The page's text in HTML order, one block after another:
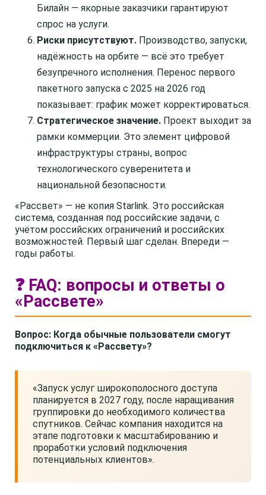
Билайн — якорные заказчики гарантируют
спрос на услуги.
Риски присутствуют. Производство, запуски,
надёжность на орбите — всё это требует
безупречного исполнения. Перенос первого
пакетного запуска с 2025 на 2026 год
показывает: график может корректироваться.
Стратегическое значение. Проект выходит за
рамки коммерции. Это элемент цифровой
инфраструктуры страны, вопрос
технологического суверенитета и
национальной безопасности.
«Рассвет» — не копия Starlink. Это российская
система, созданная под российские задачи, с
учётом российских ограничений и российских
возможностей. Первый шаг сделан. Впереди —
годы работы.
❓ FAQ: вопросы и ответы о
«Рассвете»
Вопрос: Когда обычные пользователи смогут
подключиться к «Рассвету»?
«Запуск услуг широкополосного доступа
планируется в 2027 году, после наращивания
группировки до необходимого количества
спутников. Сейчас компания находится на
этапе подготовки к масштабированию и
проработки условий подключения
потенциальных клиентов».